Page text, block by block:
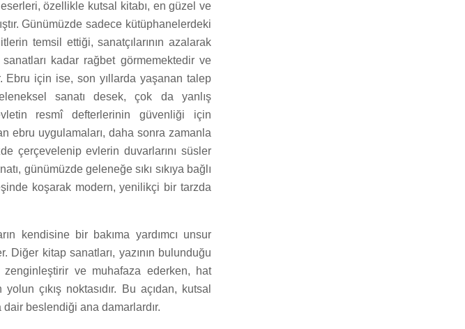
özellikle kutsal kitabı, en güzel ve
Günümüzde sadece kütüphanelerdeki
temsil ettiği, sanatçılarının azalarak
kadar rağbet görmemektedir ve
için ise, son yıllarda yaşanan talep
sanatı desek, çok da yanlış
resmî defterlerinin güvenliği için
ebru uygulamaları, daha sonra zamanla
çerçevelenip evlerin duvarlarını süsler
günümüzde geleneğe sıkı sıkıya bağlı
koşarak modern, yenilikçi bir tarzda
kendisine bir bakıma yardımcı unsur
Diğer kitap sanatları, yazının bulunduğu
ve muhafaza ederken, hat
çıkış noktasıdır. Bu açıdan, kutsal
dair beslendiği ana damarlardır.